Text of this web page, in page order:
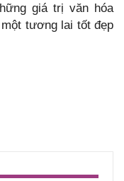
giá trị văn hóa
tương lai tốt đẹp